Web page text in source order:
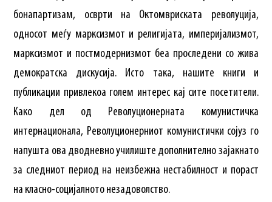
бонапартизам, осврти на Октомвриската револуција,
односот меѓу марксизмот и религијата, империјализмот,
марксизмот и постмодернизмот беа проследени со жива
демократска дискусија. Исто така, нашите книги и
публикации привлекоа голем интерес кај сите посетители.
Како дел од Револуционерната комунистичка
интернационала, Револуционерниот комунистички сојуз го
напушта ова дводневно училиште дополнително зајакнато
за следниот период на неизбежна нестабилност и пораст
на класно-социјалното незадоволство.